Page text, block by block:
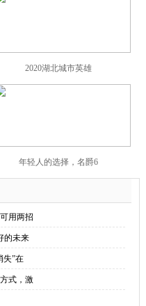
2020湖北城市英雄
年轻人的选择，名爵6
用两招
的未来
失”在
式，激